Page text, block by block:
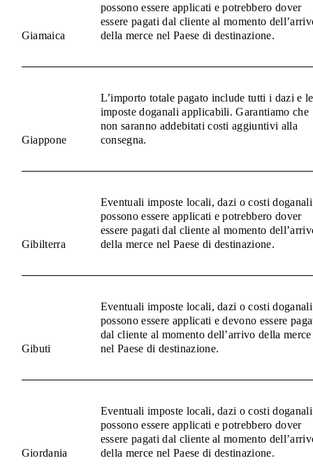
Giamaica
possono essere applicati e potrebbero dover
essere pagati dal cliente al momento
della merce nel Paese di destinazione.
Giappone
L’importo totale pagato include tutti i dazi e le
imposte doganali applicabili. Garantiamo che
non saranno addebitati costi aggiuntivi alla
consegna.
Gibilterra
Eventuali imposte locali, dazi o costi doganali
possono essere applicati e potrebbero dover
essere pagati dal cliente al momento
della merce nel Paese di destinazione.
Gibuti
Eventuali imposte locali, dazi o costi doganali
possono essere applicati e devono essere
dal cliente al momento dell’arrivo della merce
nel Paese di destinazione.
Giordania
Eventuali imposte locali, dazi o costi doganali
possono essere applicati e potrebbero dover
essere pagati dal cliente al momento
della merce nel Paese di destinazione.